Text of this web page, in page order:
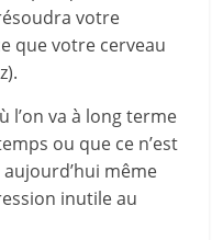
votre
que votre cerveau
l’on va à long terme
ou que ce n’est
aujourd’hui même
inutile au